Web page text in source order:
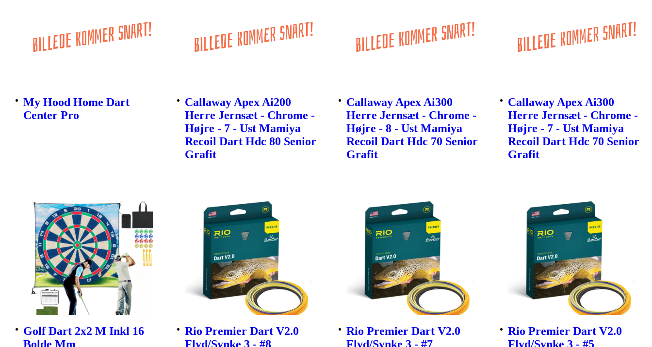
My Hood Home Dart
Center Pro
Callaway Apex Ai200
Herre Jernsæt - Chrome -
Højre - 7 - Ust Mamiya
Recoil Dart Hdc 80 Senior
Grafit
Callaway Apex Ai300
Herre Jernsæt - Chrome -
Højre - 8 - Ust Mamiya
Recoil Dart Hdc 70 Senior
Grafit
Callaway Apex Ai300
Herre Jernsæt - Chrome -
Højre - 7 - Ust Mamiya
Recoil Dart Hdc 70 Senior
Grafit
Golf Dart 2x2 M Inkl 16
Bolde Mm
Rio Premier Dart V2.0
Flyd/Synke 3 - #8
Rio Premier Dart V2.0
Flyd/Synke 3 - #7
Rio Premier Dart V2.0
Flyd/Synke 3 - #5